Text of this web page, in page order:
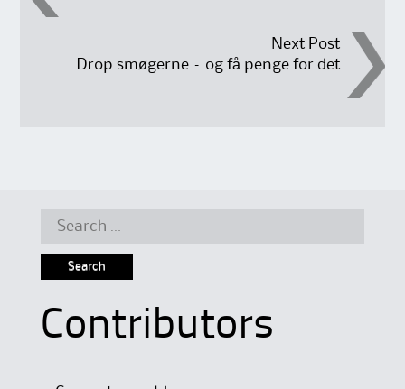
navigation
Next Post
Drop smøgerne – og få penge for det
Search
Contributors